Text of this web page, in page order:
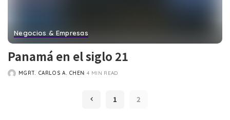
Negocios & Empresas
Panamá en el siglo 21
POSTED
MGRT. CARLOS A. CHEN 4 MIN READ
1 2